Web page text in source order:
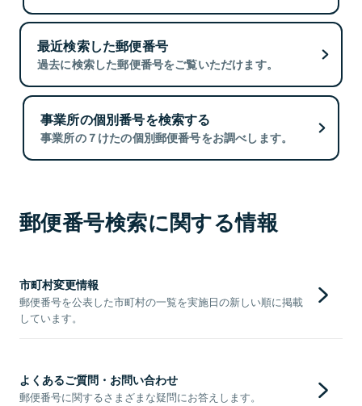
最近検索した郵便番号
過去に検索した郵便番号をご覧いただけます。
事業所の個別番号を検索する
事業所の７けたの個別郵便番号をお調べします。
郵便番号検索に関する情報
市町村変更情報
郵便番号を公表した市町村の一覧を実施日の新しい順に掲載
しています。
よくあるご質問・お問い合わせ
郵便番号に関するさまざまな疑問にお答えします。